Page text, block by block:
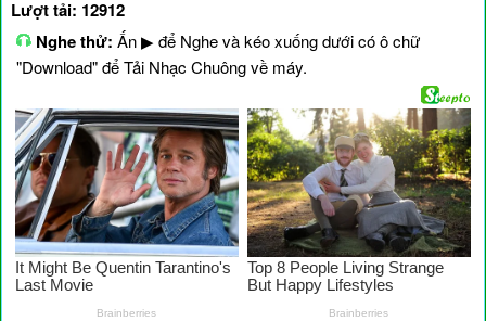
Lượt tải: 12912
Nghe thử: Ấn ▶ để Nghe và kéo xuống dưới có ô chữ
"Download" để Tải Nhạc Chuông về máy.